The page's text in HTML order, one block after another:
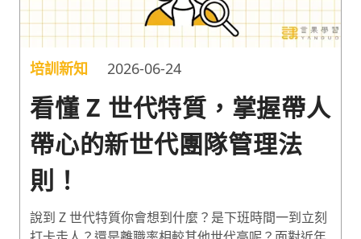
培訓新知 2026-06-24
看懂 Z 世代特質，掌握帶人
帶心的新世代團隊管理法
則！
說到 Z 世代特質你會想到什麼？是下班時間一到立刻